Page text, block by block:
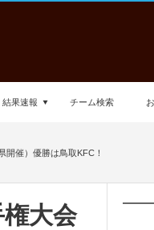
結果速報 チーム検索
開催）優勝は鳥取KFC！
大会